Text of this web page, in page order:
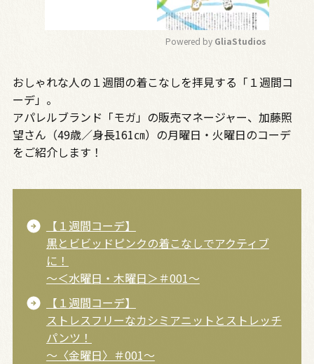
u
e
Powered by GliaStudios
おしゃれな人の１週間の着こなしを拝見する「１週間コ
ーデ」。
アパレルブランド「モガ」の販売マネージャー、加藤照
望さん（49歳／身長161㎝）の月曜日・火曜日のコーデ
をご紹介します！
【１週間コーデ】
黒とビビッドピンクの着こなしでアクティブ
に！
～＜水曜日・木曜日＞＃001～
【１週間コーデ】
ストレスフリーなカシミアニットとストレッチ
パンツ！
～〈金曜日〉＃001～